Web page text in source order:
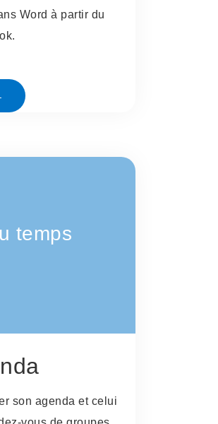
Word à partir du
temps
son agenda et celui